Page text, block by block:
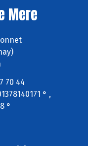
Mere
70 44
° ,
°